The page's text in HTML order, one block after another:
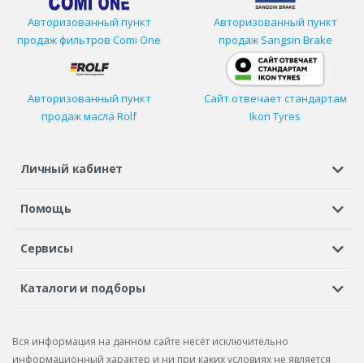
Авторизованный пункт
продаж фильтров Comi One
Авторизованный пункт
продаж Sangsin Brake
Авторизованный пункт
продаж масла Rolf
Сайт отвечает стандартам
Ikon Tyres
Личный кабинет
Регистрация или вход
Помощь
Шины в кредит
Сервисы
Автосервисы
Бонусная программа
Рекламации по услугам
Каталоги и подборы
Подбор запчастей
Вся информация на данном сайте несёт исключительно
информационный характер и ни при каких условиях не является